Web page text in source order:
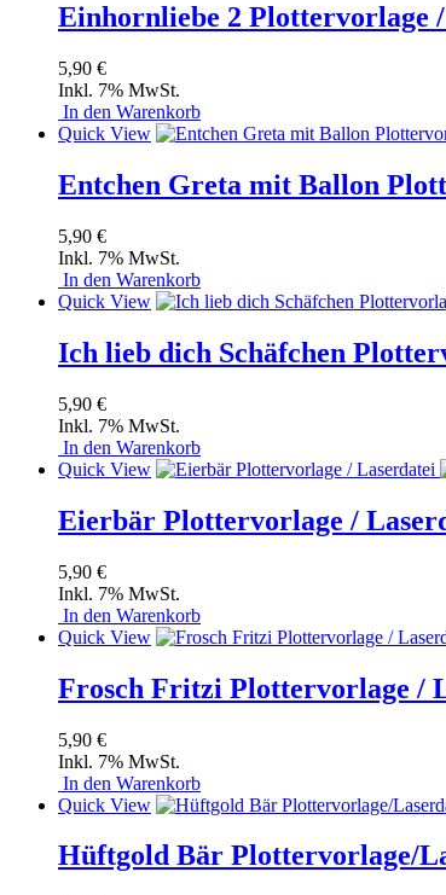
Einhornliebe 2 Plottervorlage
5,90 €
Inkl. 7% MwSt.
In den Warenkorb
Quick View
Entchen Greta mit Ballon
5,90 €
Inkl. 7% MwSt.
In den Warenkorb
Quick View
Ich lieb dich Schäfchen
5,90 €
Inkl. 7% MwSt.
In den Warenkorb
Quick View
Eierbär Plottervorlage /
5,90 €
Inkl. 7% MwSt.
In den Warenkorb
Quick View
Frosch Fritzi Plottervorlage /
5,90 €
Inkl. 7% MwSt.
In den Warenkorb
Quick View
Hüftgold Bär Plottervorlage/